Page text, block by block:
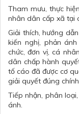
Tham mưu, thực
nhân dân cấp xã tại
Giải thích, hướng
kiến nghị, phản
chức, đơn vị, cá
dân chấp hành
tố cáo đã được cơ
giải quyết đúng
Tiếp nhận, phân
ánh.